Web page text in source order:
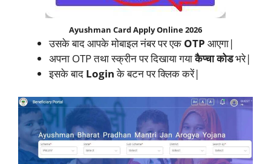
Ayushman Card Apply Online 2026
उसके बाद आपके मोबाइल नंबर पर एक OTP आएगा|
अपना OTP तथा स्क्रीन पर दिखाया गयाकैप्चा कोडभरे|
इसके बाद Loginके बटन पर क्लिक करें|